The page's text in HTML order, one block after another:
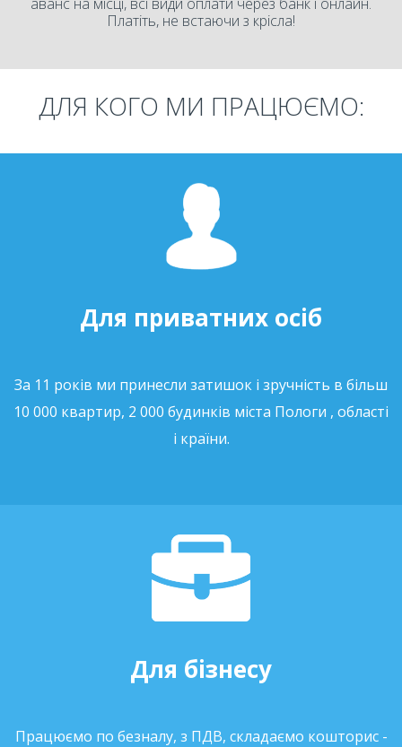
Платіть, не встаючи з крісла!
ДЛЯ КОГО МИ ПРАЦЮЄМО:
Для приватних осіб
За 11 років ми принесли затишок і зручність в більш
10 000 квартир, 2 000 будинків міста Пологи , області
і країни.
Для бізнесу
Працюємо по безналу, з ПДВ, складаємо кошторис -